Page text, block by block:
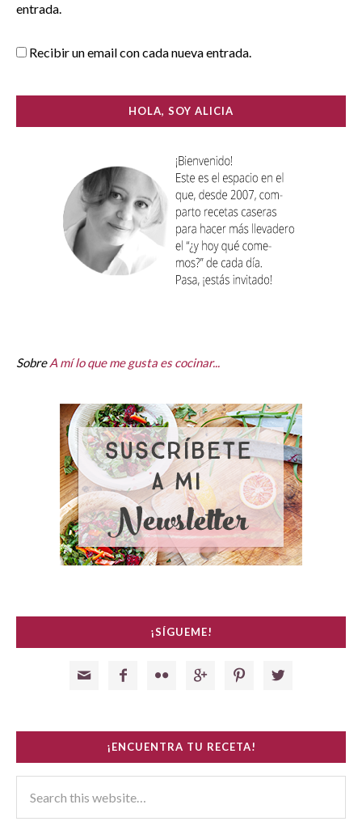
entrada.
Recibir un email con cada nueva entrada.
HOLA, SOY ALICIA
SobreA mí lo que me gusta es cocinar...
¡SÍGUEME!
     
¡ENCUENTRA TU RECETA!